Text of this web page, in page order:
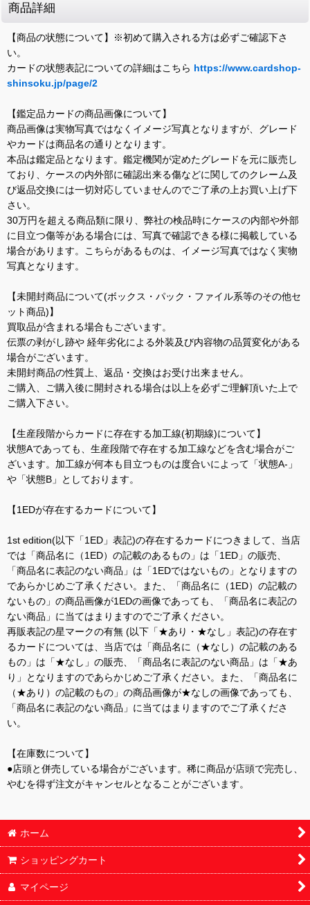
商品詳細
【商品の状態について】※初めて購入される方は必ずご確認下さ
い。
カードの状態表記についての詳細はこちら https://www.cardshop-
shinsoku.jp/page/2
【鑑定品カードの商品画像について】
商品画像は実物写真ではなくイメージ写真となりますが、グレード
やカードは商品名の通りとなります。
本品は鑑定品となります。鑑定機関が定めたグレードを元に販売し
ており、ケースの内外部に確認出来る傷などに関してのクレーム及
び返品交換には一切対応していませんのでご了承の上お買い上げ下
さい。
30万円を超える商品類に限り、弊社の検品時にケースの内部や外部
に目立つ傷等がある場合には、写真で確認できる様に掲載している
場合があります。こちらがあるものは、イメージ写真ではなく実物
写真となります。
【未開封商品について(ボックス・パック・ファイル系等のその他セ
ット商品)】
買取品が含まれる場合もございます。
伝票の剥がし跡や 経年劣化による外装及び内容物の品質変化がある
場合がございます。
未開封商品の性質上、返品・交換はお受け出来ません。
ご購入、ご購入後に開封される場合は以上を必ずご理解頂いた上で
ご購入下さい。
【生産段階からカードに存在する加工線(初期線)について】
状態Aであっても、生産段階で存在する加工線などを含む場合がご
ざいます。加工線が何本も目立つものは度合いによって「状態A-」
や「状態B」としております。
【1EDが存在するカードについて】
1st edition(以下「1ED」表記)の存在するカードにつきまして、当店
では「商品名に（1ED）の記載のあるもの」は「1ED」の販売、
「商品名に表記のない商品」は「1EDではないもの」となりますの
であらかじめご了承ください。また、「商品名に（1ED）の記載の
ないもの」の商品画像が1EDの画像であっても、「商品名に表記の
ない商品」に当てはまりますのでご了承ください。
再販表記の星マークの有無 (以下「★あり・★なし」表記)の存在す
るカードについては、当店では「商品名に（★なし）の記載のある
もの」は「★なし」の販売、「商品名に表記のない商品」は「★あ
り」となりますのであらかじめご了承ください。また、「商品名に
（★あり）の記載のもの」の商品画像が★なしの画像であっても、
「商品名に表記のない商品」に当てはまりますのでご了承くださ
い。
【在庫数について】
●店頭と併売している場合がございます。稀に商品が店頭で完売し、
やむを得ず注文がキャンセルとなることがございます。
ホーム
ショッピングカート
マイページ